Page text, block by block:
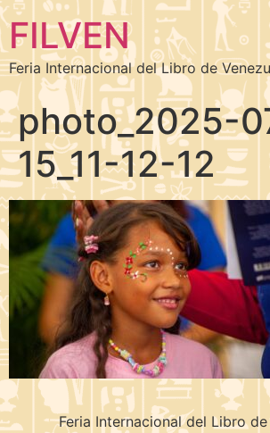
FILVEN
Feria Internacional del Libro de
photo_2025-
15_11-12-12
Feria Internacional del Libro de